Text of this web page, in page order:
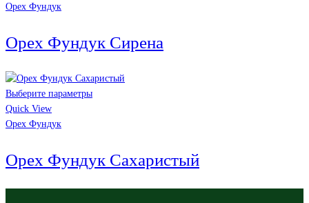
Орех Фундук
Орех Фундук Сирена
Выберите параметры
Quick View
Орех Фундук
Орех Фундук Сахаристый